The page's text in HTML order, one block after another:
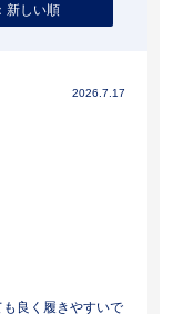
新しい順
2026.7.17
良く履きやすいで